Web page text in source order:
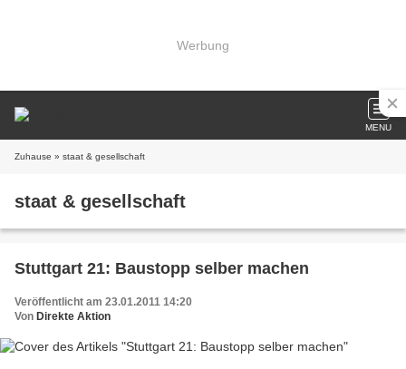
Werbung
MENU
Zuhause » staat & gesellschaft
staat & gesellschaft
Stuttgart 21: Baustopp selber machen
Veröffentlicht am 23.01.2011 14:20
Von Direkte Aktion